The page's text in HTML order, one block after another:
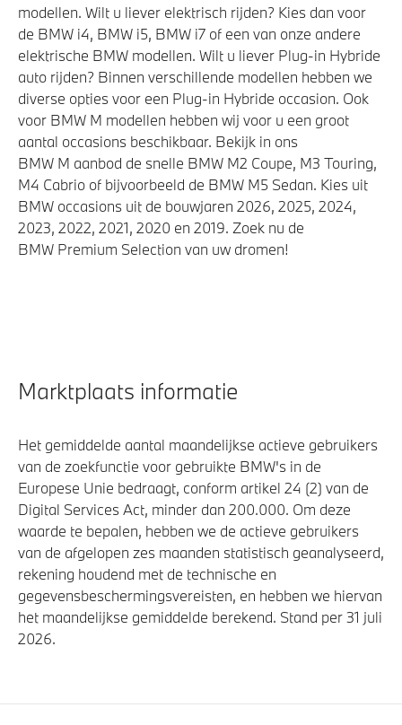
modellen. Wilt u liever elektrisch rijden? Kies dan voor
de BMW i4, BMW i5, BMW i7 of een van onze andere
elektrische BMW modellen. Wilt u liever Plug-in Hybride
auto rijden? Binnen verschillende modellen hebben we
diverse opties voor een Plug-in Hybride occasion. Ook
voor BMW M modellen hebben wij voor u een groot
aantal occasions beschikbaar. Bekijk in ons
BMW M aanbod de snelle BMW M2 Coupe, M3 Touring,
M4 Cabrio of bijvoorbeeld de BMW M5 Sedan. Kies uit
BMW occasions uit de bouwjaren 2026, 2025, 2024,
2023, 2022, 2021, 2020 en 2019. Zoek nu de
BMW Premium Selection van uw dromen!
Marktplaats informatie
Het gemiddelde aantal maandelijkse actieve gebruikers
van de zoekfunctie voor gebruikte BMW's in de
Europese Unie bedraagt, conform artikel 24 (2) van de
Digital Services Act, minder dan 200.000. Om deze
waarde te bepalen, hebben we de actieve gebruikers
van de afgelopen zes maanden statistisch geanalyseerd,
rekening houdend met de technische en
gegevensbeschermingsvereisten, en hebben we hiervan
het maandelijkse gemiddelde berekend. Stand per 31 juli
2026.